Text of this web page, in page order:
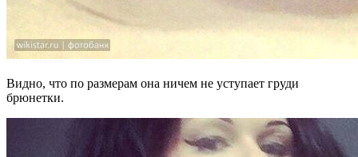
Видно, что по размерам она ничем не уступает груди
брюнетки.